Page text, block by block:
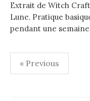
Extrait de Witch
Lune. Pratique
pendant une
Pagination
des
« Previous